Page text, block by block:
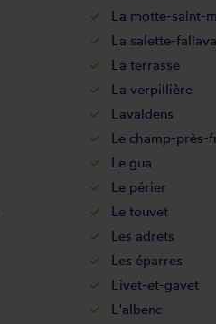
La motte-saint-
La salette-
La terrasse
La verpillière
Lavaldens
Le champ-près-
Le gua
Le périer
Le touvet
Les adrets
Les éparres
Livet-et-gavet
L'albenc